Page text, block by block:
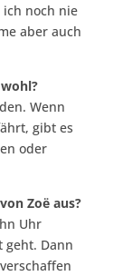
noch nie
aber auch
Wenn
gibt es
oder
Zoë aus?
Uhr
geht. Dann